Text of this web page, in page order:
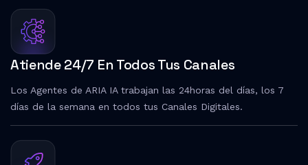
Atiende 24/7 En Todos Tus Canales
Los Agentes de ARIA IA trabajan las 24horas del días, los 7
días de la semana en todos tus Canales Digitales.